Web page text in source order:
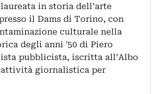
in storia dell’arte
il Dams di Torino, con
culturale nella
degli anni '50 di Piero
pubblicista, iscritta all’Albo
attività giornalistica per